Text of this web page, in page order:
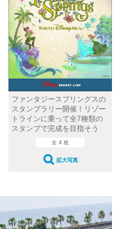
ファンタジースプリングスの
スタンプラリー開催！リゾー
トラインに乗って全7種類の
スタンプで完成を目指そう
全 4 枚
拡大写真